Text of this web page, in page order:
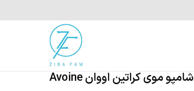
شامپو موی کراتین اووان Avoine